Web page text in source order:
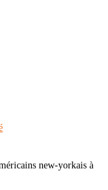
new-yorkais à